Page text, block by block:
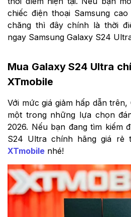
chiếc điện thoại Samsung
chăng thì đây chính là thời
ngay Samsung Galaxy S24
Mua Galaxy S24 Ultra
XTmobile
Với mức giá giảm hấp dẫn
một trong những lựa chọn
2026. Nếu bạn đang tìm kiếm
S24 Ultra chính hãng giá rẻ
XTmobile nhé!